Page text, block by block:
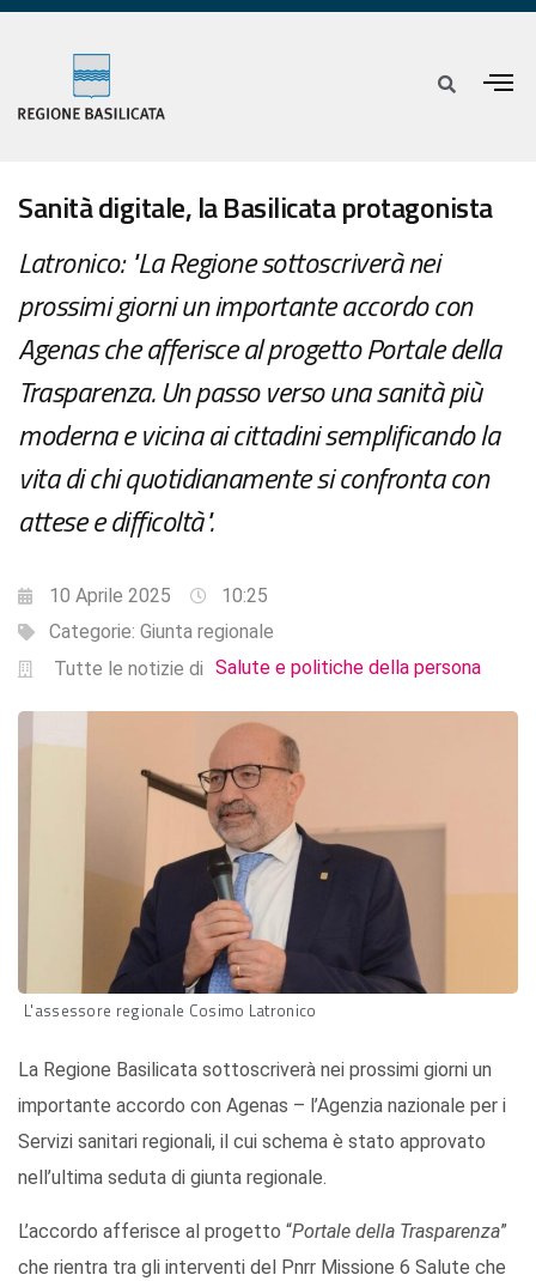
Sanità digitale, la Basilicata protagonista
Latronico: "La Regione sottoscriverà nei
prossimi giorni un importante accordo con
Agenas che afferisce al progetto Portale della
Trasparenza. Un passo verso una sanità più
moderna e vicina ai cittadini semplificando la
vita di chi quotidianamente si confronta con
attese e difficoltà".
10 Aprile 2025
10:25
Categorie: Giunta regionale
Tutte le notizie di Salute e politiche della persona
L'assessore regionale Cosimo Latronico
La Regione Basilicata sottoscriverà nei prossimi giorni un
importante accordo con Agenas – l’Agenzia nazionale per i
Servizi sanitari regionali, il cui schema è stato approvato
nell’ultima seduta di giunta regionale.
L’accordo afferisce al progetto “Portale della Trasparenza”
che rientra tra gli interventi del Pnrr Missione 6 Salute che